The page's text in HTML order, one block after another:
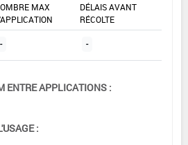
MAX
DÉLAIS AVANT
RÉCOLTE
- -
ENTRE APPLICATIONS :
: